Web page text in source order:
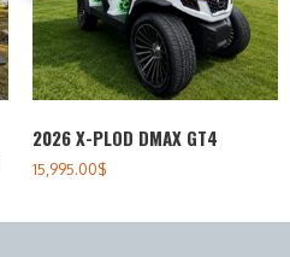
2026 X-PLOD DMAX GT4
15,995.00$